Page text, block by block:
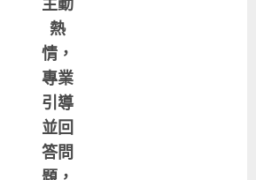
熱
情，
專業
引導
並回
答問